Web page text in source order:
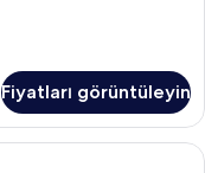
Fiyatları görüntüleyin